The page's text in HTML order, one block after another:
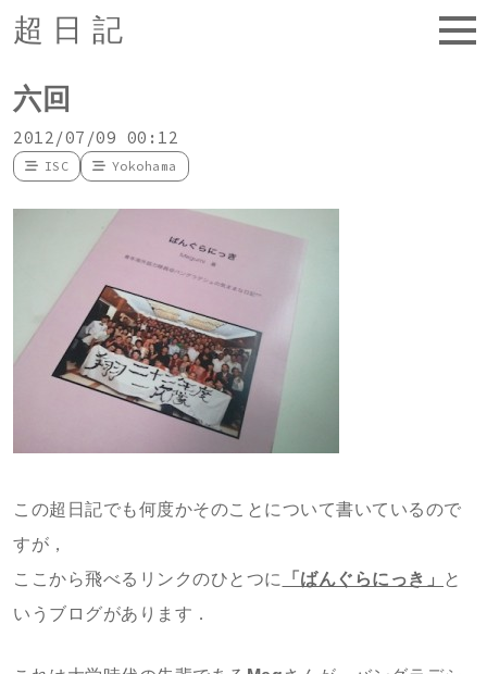
超日記
六回
2012/07/09 00:12
ISC Yokohama
この超日記でも何度かそのことについて書いているので
すが，
ここから飛べるリンクのひとつに
「ばんぐらにっき」
と
いうブログがあります．